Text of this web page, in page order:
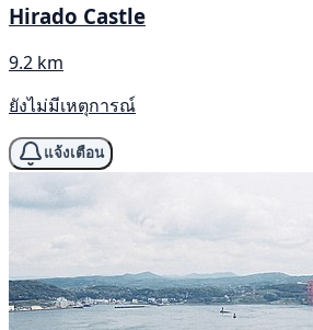
Hirado Castle
9.2 km
ยังไม่มีเหตุการณ์
แจ้งเตือน